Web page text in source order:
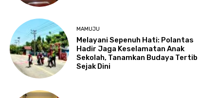
MAMUJU
Melayani Sepenuh Hati: Polantas
Hadir Jaga Keselamatan Anak
Sekolah, Tanamkan Budaya Tertib
Sejak Dini